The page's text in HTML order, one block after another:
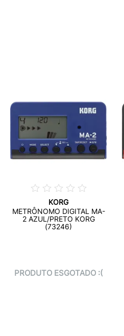
KORG
METRÔNOMO DIGITAL MA-
2 AZUL/PRETO KORG
(73246)
PRODUTO ESGOTADO :(